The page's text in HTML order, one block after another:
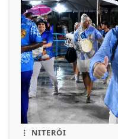
NITERÓI